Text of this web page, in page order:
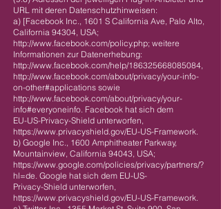
URL mit deren Datenschutzhinweisen:
a) [Facebook Inc., 1601 S California Ave, Palo Alto,
California 94304, USA;
http://www.facebook.com/policy.php; weitere
Informationen zur Datenerhebung:
http://www.facebook.com/help/186325668085084,
http://www.facebook.com/about/privacy/your-info-
on-other#applications sowie
http://www.facebook.com/about/privacy/your-
info#everyoneinfo. Facebook hat sich dem
EU-US-Privacy-Shield unterworfen,
https://www.privacyshield.gov/EU-US-Framework.
b) Google Inc., 1600 Amphitheater Parkway,
Mountainview, California 94043, USA;
https://www.google.com/policies/privacy/partners/?
hl=de. Google hat sich dem EU-US-
Privacy-Shield unterworfen,
https://www.privacyshield.gov/EU-US-Framework.